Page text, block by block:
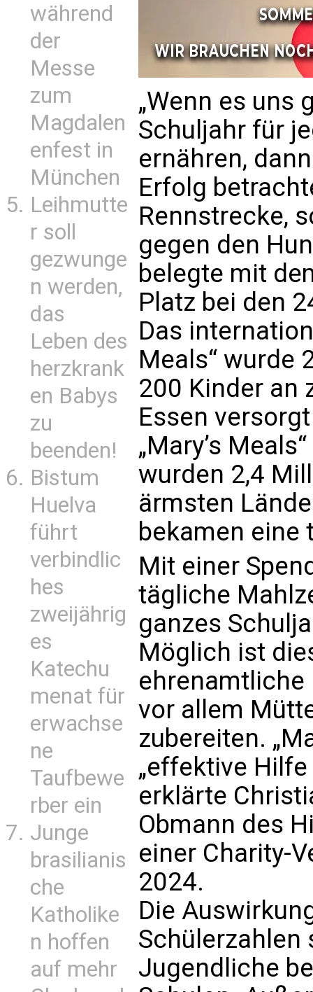
während
der
Messe
zum
Magdalen
enfest in
München
Leihmutte
r soll
gezwunge
n werden,
das
Leben des
herzkrank
en Babys
zu
beenden!
Bistum
Huelva
führt
verbindlic
hes
zweijährig
es
Katechu
menat für
erwachse
ne
Taufbewe
rber ein
Junge
brasilianis
che
Katholike
n hoffen
auf mehr
„Wenn es uns
Schuljahr für
ernähren,
Erfolg
Rennstrecke,
gegen den
belegte mit
Platz bei den
Das
Meals“ wurde
200 Kinder an
Essen
„Mary’s
wurden 2,4
ärmsten
bekamen
Mit einer
tägliche
ganzes
Möglich ist
ehrenamtliche
vor allem
zubereiten.
„effektive
erklärte
Obmann des
einer Charity-
2024.
Die
Schülerzahlen
Jugendliche